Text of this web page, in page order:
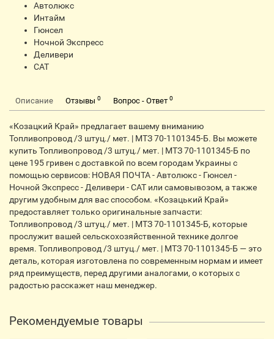
Автолюкс
Интайм
Гюнсел
Ночной Экспресс
Деливери
CАТ
Описание Отзывы 0 Вопрос - Ответ 0
«Козацкий Край» предлагает вашему вниманию
Топливопровод /3 штуц./ мет. | МТЗ 70-1101345-Б. Вы можете
купить Топливопровод /3 штуц./ мет. | МТЗ 70-1101345-Б по
цене 195 гривен с доставкой по всем городам Украины с
помощью сервисов: НОВАЯ ПОЧТА - Автолюкс - Гюнсел -
Ночной Экспресс - Деливери - CАТ или самовывозом, а также
другим удобным для вас способом. «Козацький Край»
предоставляет только оригинальные запчасти:
Топливопровод /3 штуц./ мет. | МТЗ 70-1101345-Б, которые
прослужит вашей сельскохозяйственной технике долгое
время. Топливопровод /3 штуц./ мет. | МТЗ 70-1101345-Б — это
деталь, которая изготовлена по современным нормам и имеет
ряд преимуществ, перед другими аналогами, о которых с
радостью расскажет наш менеджер.
Рекомендуемые товары